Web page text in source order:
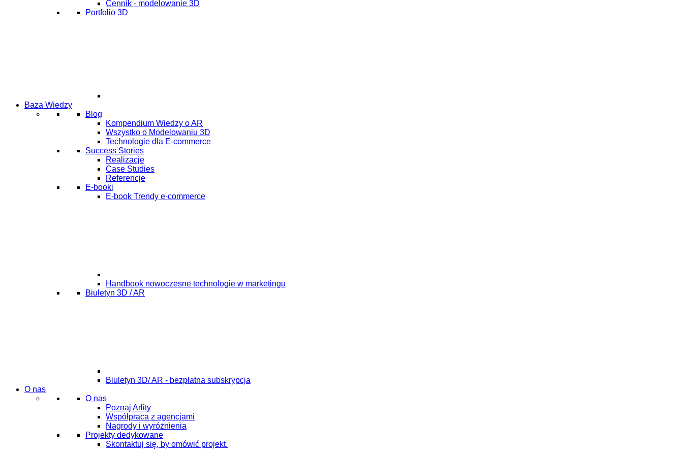
Cennik - modelowanie 3D
Portfolio 3D
Baza Wiedzy
Blog
Kompendium Wiedzy o AR
Wszystko o Modelowaniu 3D
Technologie dla E-commerce
Success Stories
Realizacje
Case Studies
Referencje
E-booki
E-book Trendy e-commerce
Handbook nowoczesne technologie w marketingu
Biuletyn 3D / AR
Biuletyn 3D/ AR - bezpłatna subskrypcja
O nas
O nas
Poznaj Arlity
Współpraca z agencjami
Nagrody i wyróżnienia
Projekty dedykowane
Skontaktuj się, by omówić projekt.